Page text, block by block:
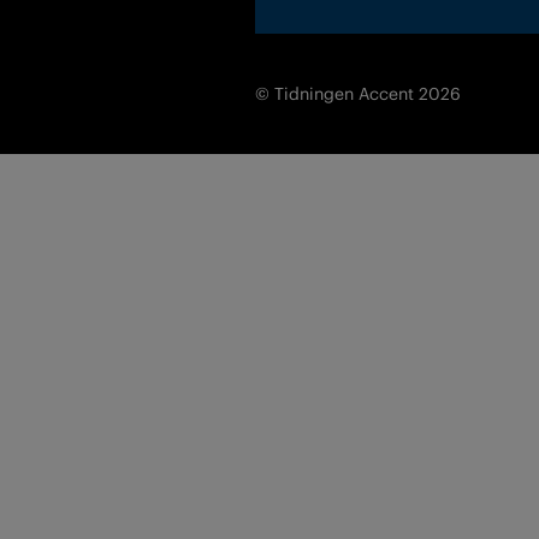
© Tidningen Accent 2026